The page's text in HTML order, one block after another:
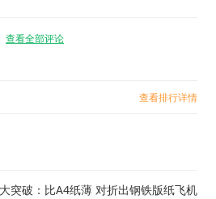
查看全部评论
查看排行详情
突破：比A4纸薄 对折出钢铁版纸飞机